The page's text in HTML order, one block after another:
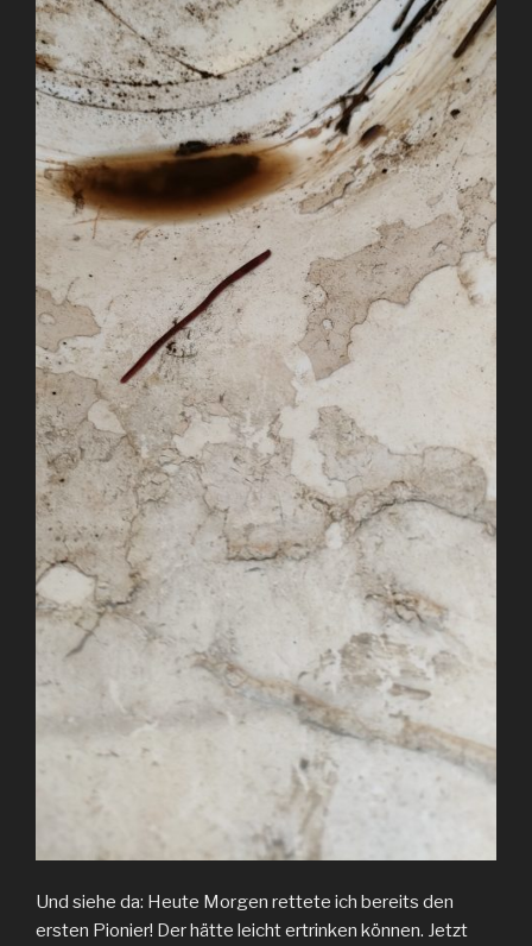
Und siehe da: Heute Morgen rettete ich bereits den
ersten Pionier! Der hätte leicht ertrinken können. Jetzt